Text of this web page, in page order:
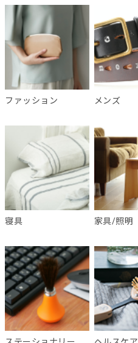
ファッション メンズ
寝具 家具/照明